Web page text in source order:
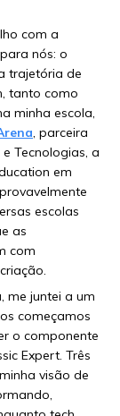
com a
nós: o
trajetória de
tanto como
minha escola,
, parceira
Tecnologias, a
em
escolas
as
com
me juntei a um
começamos
o componente
Expert. Três
visão de